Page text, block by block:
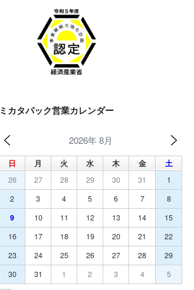
ミカタパック営業カレンダー
2026年 8月
日 月 火 水 木 金
土
26
27 28 29 30 31
1
2
3 4 5 6 7
8
9
10 11 12 13 14
15
16
17 18 19 20 21
22
23
24 25 26 27 28
29
30
31 1 2 3 4 5